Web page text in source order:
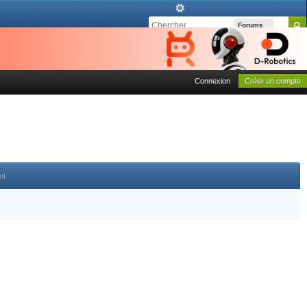
Forums
Connexion Créer un compte